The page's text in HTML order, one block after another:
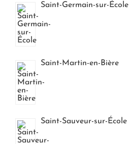
Saint-Germain-sur-École
Saint-Martin-en-Bière
Saint-Sauveur-sur-École